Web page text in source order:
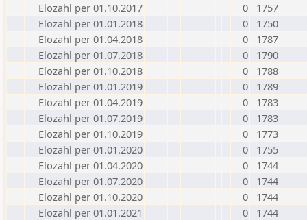
Elozahl per 01.10.2017
0
1757
Elozahl per 01.01.2018
0
1750
Elozahl per 01.04.2018
0
1787
Elozahl per 01.07.2018
0
1790
Elozahl per 01.10.2018
0
1788
Elozahl per 01.01.2019
0
1789
Elozahl per 01.04.2019
0
1783
Elozahl per 01.07.2019
0
1783
Elozahl per 01.10.2019
0
1773
Elozahl per 01.01.2020
0
1755
Elozahl per 01.04.2020
0
1744
Elozahl per 01.07.2020
0
1744
Elozahl per 01.10.2020
0
1744
Elozahl per 01.01.2021
0
1744